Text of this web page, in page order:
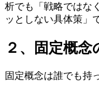
析でも「戦略ではな
ッとしない具体策」
２、固定概念
固定概念は誰でも持